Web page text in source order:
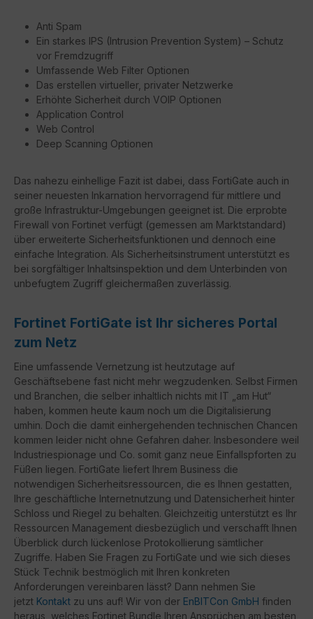
Anti Spam
Ein starkes IPS (Intrusion Prevention System) – Schutz
vor Fremdzugriff
Umfassende Web Filter Optionen
Das erstellen virtueller, privater Netzwerke
Erhöhte Sicherheit durch VOIP Optionen
Application Control
Web Control
Deep Scanning Optionen
Das nahezu einhellige Fazit ist dabei, dass FortiGate auch in
seiner neuesten Inkarnation hervorragend für mittlere und
große Infrastruktur-Umgebungen geeignet ist. Die erprobte
Firewall von Fortinet verfügt (gemessen am Marktstandard)
über erweiterte Sicherheitsfunktionen und dennoch eine
einfache Integration. Als Sicherheitsinstrument unterstützt es
bei sorgfältiger Inhaltsinspektion und dem Unterbinden von
unbefugtem Zugriff gleichermaßen zuverlässig.
Fortinet FortiGate ist Ihr sicheres Portal
zum Netz
Eine umfassende Vernetzung ist heutzutage auf
Geschäftsebene fast nicht mehr wegzudenken. Selbst Firmen
und Branchen, die selber inhaltlich nichts mit IT „am Hut“
haben, kommen heute kaum noch um die Digitalisierung
umhin. Doch die damit einhergehenden technischen Chancen
kommen leider nicht ohne Gefahren daher. Insbesondere weil
Industriespionage und Co. somit ganz neue Einfallspforten zu
Füßen liegen. FortiGate liefert Ihrem Business die
notwendigen Sicherheitsressourcen, die es Ihnen gestatten,
Ihre geschäftliche Internetnutzung und Datensicherheit hinter
Schloss und Riegel zu behalten. Gleichzeitig unterstützt es Ihr
Ressourcen Management diesbezüglich und verschafft Ihnen
Überblick durch lückenlose Protokollierung sämtlicher
Zugriffe. Haben Sie Fragen zu FortiGate und wie sich dieses
Stück Technik bestmöglich mit Ihren konkreten
Anforderungen vereinbaren lässt? Dann nehmen Sie
jetzt Kontakt zu uns auf! Wir von der EnBITCon GmbH finden
heraus, welches Fortinet Bundle Ihren Ansprüchen am besten